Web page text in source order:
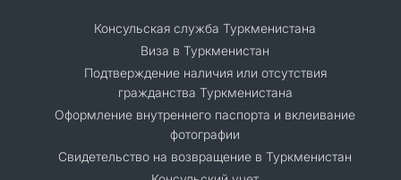
Консульская служба Туркменистана
Виза в Туркменистан
Подтверждение наличия или отсутствия
гражданства Туркменистана
Оформление внутреннего паспорта и вклеивание
фотографии
Свидетельство на возвращение в Туркменистан